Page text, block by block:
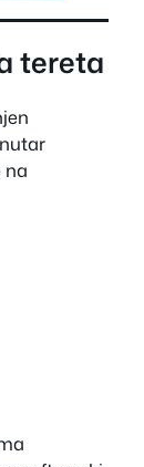
tereta
na